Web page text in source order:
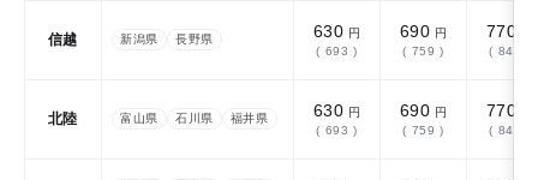
信越 新潟県 長野県 630 円
( 693 )
690 円
( 759 )
770
( 847 )
北陸 富山県 石川県 福井県 630 円
( 693 )
690 円
( 759 )
770
( 847 )